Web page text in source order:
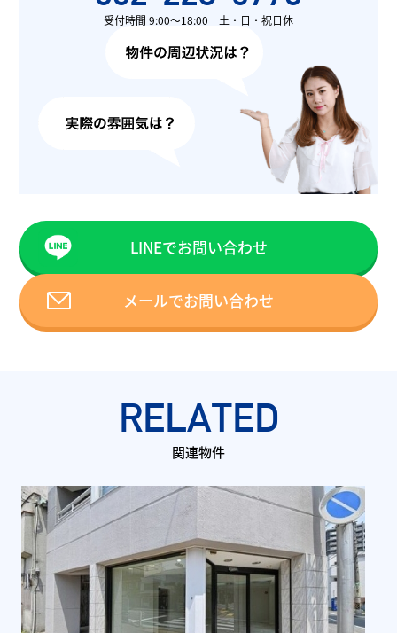
受付時間 9:00〜18:00 土・日・祝日休
LINEでお問い合わせ
メールでお問い合わせ
RELATED
関連物件